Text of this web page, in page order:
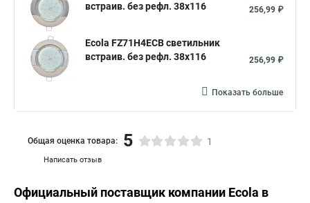
встраив. без рефл. 38x116
256,99 ₽
Ecola FZ71H4ECB светильник
встраив. без рефл. 38x116
256,99 ₽
Показать больше
Написать отзыв
Общая оценка товара: 5 1
Официальный поставщик компании Ecola в